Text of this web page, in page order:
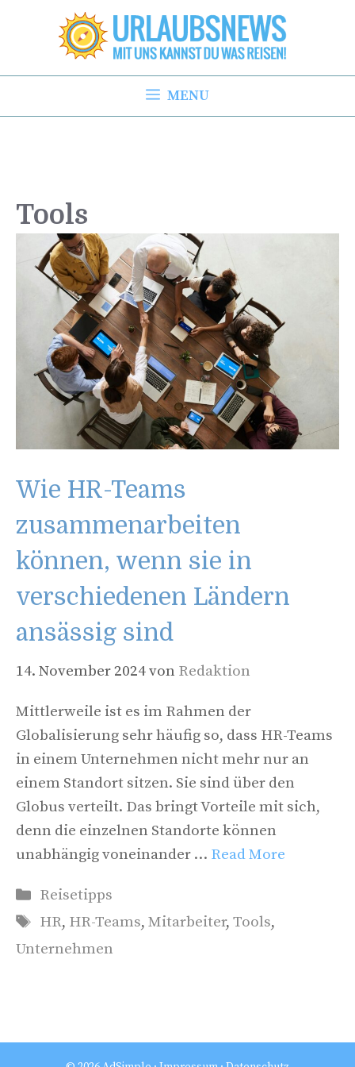
MENU
Tools
Wie HR-Teams
zusammenarbeiten
können, wenn sie in
verschiedenen Ländern
ansässig sind
14. November 2024von Redaktion
Mittlerweile ist es im Rahmen der
Globalisierung sehr häufig so, dass HR-Teams
in einem Unternehmen nicht mehr nur an
einem Standort sitzen. Sie sind über den
Globus verteilt. Das bringt Vorteile mit sich,
denn die einzelnen Standorte können
unabhängig voneinander … Read More
Kategorien
Reisetipps
Schlagwörter
HR, HR-Teams,Mitarbeiter,Tools,
Unternehmen